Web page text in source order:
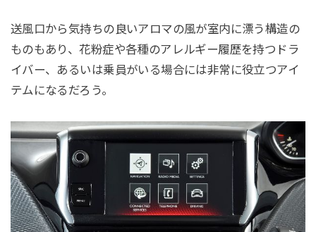
送風口から気持ちの良いアロマの風が室内に漂う構造の
ものもあり、花粉症や各種のアレルギー履歴を持つドラ
イバー、あるいは乗員がいる場合には非常に役立つアイ
テムになるだろう。